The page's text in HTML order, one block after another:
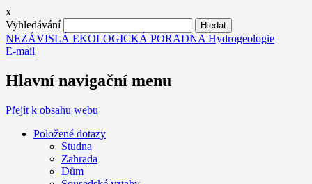
x
Vyhledávání
NEZÁVISLÁ EKOLOGICKÁ PORADNA Hydrogeologie
E-mail
Hlavní navigační menu
Přejít k obsahu webu
Položené dotazy
Studna
Zahrada
Dům